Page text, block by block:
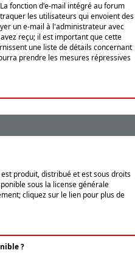
fonction d'e-mail intégré au forum
les utilisateurs qui envoient des
un e-mail à l'administrateur avec
reçu; il est important que cette
une liste de détails concernant
prendre les mesures répressives
produit, distribué et est sous droits
sous la license générale
cliquez sur le lien pour plus de
?